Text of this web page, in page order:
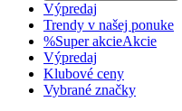
Výpredaj
Trendy v našej ponuke
%Super akcieAkcie
Výpredaj
Klubové ceny
Vybrané značky